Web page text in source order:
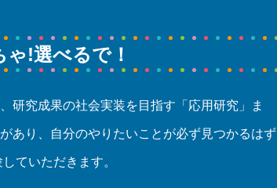
ゃ!選べるで！
研究成果の社会実装を目指す「応用研究」ま
あり、自分のやりたいことが必ず見つかるはず
ていただきます。